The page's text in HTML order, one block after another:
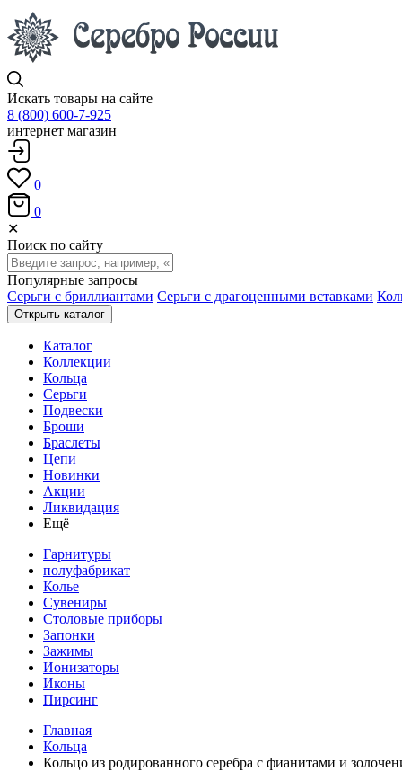
Искать товары на сайте
8 (800) 600-7-925
интернет магазин
0
0
✕
Поиск по сайту
Популярные запросы
Серьги с бриллиантами Серьги с драгоценными вставками
Открыть каталог
Каталог
Коллекции
Кольца
Серьги
Подвески
Броши
Браслеты
Цепи
Новинки
Акции
Ликвидация
Ещё
Гарнитуры
полуфабрикат
Колье
Сувениры
Столовые приборы
Запонки
Зажимы
Ионизаторы
Иконы
Пирсинг
Главная
Кольца
Кольцо из родированного серебра с фианитами и